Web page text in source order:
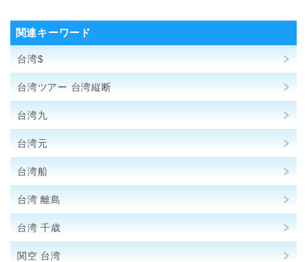
関連キーワード
台湾$
台湾ツアー 台湾縦断
台湾九
台湾元
台湾船
台湾 離島
台湾 千歳
関空 台湾